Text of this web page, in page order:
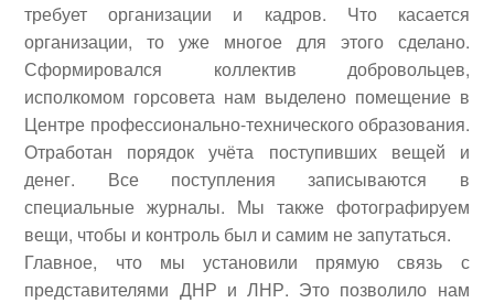
требует организации и кадров. Что касается
организации, то уже многое для этого сделано.
Сформировался коллектив добровольцев,
исполкомом горсовета нам выделено помещение в
Центре профессионально-технического образования.
Отработан порядок учёта поступивших вещей и
денег. Все поступления записываются в
специальные журналы. Мы также фотографируем
вещи, чтобы и контроль был и самим не запутаться.
Главное, что мы установили прямую связь с
представителями ДНР и ЛНР. Это позволило нам